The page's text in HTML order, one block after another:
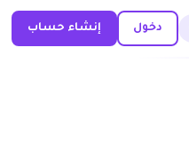
دخول إنشاء حساب